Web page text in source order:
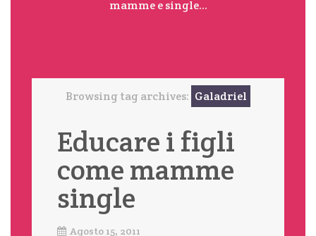
mamme e single...
Browsing tag archives: Galadriel
Educare i figli
come mamme
single
Agosto 15, 2011